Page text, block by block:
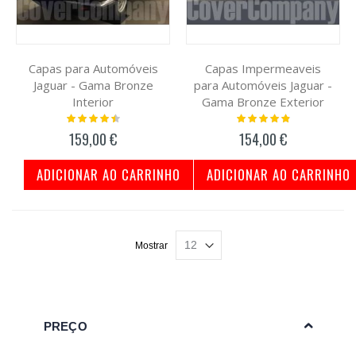
Capas para Automóveis
Jaguar - Gama Bronze
Interior
Classificação:
159,00 €
ADICIONAR AO CARRINHO
Capas Impermeaveis
para Automóveis Jaguar -
Gama Bronze Exterior
Classificação:
154,00 €
ADICIONAR AO CARRINHO
Mostrar
PREÇO